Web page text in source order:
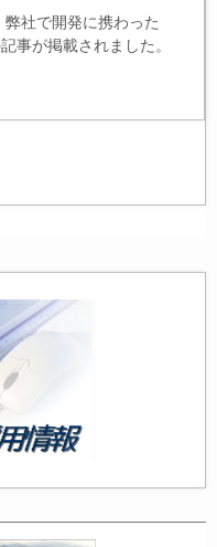
社で開発に携わった
事が掲載されました。